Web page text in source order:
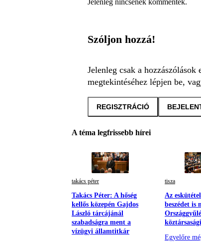
Jelenleg nincsenek kommentek.
Szóljon hozzá!
Jelenleg csak a
megtekintéséhez lépjen be,
REGISZTRÁCIÓ
A téma legfrissebb hírei
takács péter
Takács Péter: A hőség
kellős közepén Gajdos
László tárcájánál
szabadságra ment a
vízügyi államtitkár
tisza
Az
beszédet is
Egyelőre